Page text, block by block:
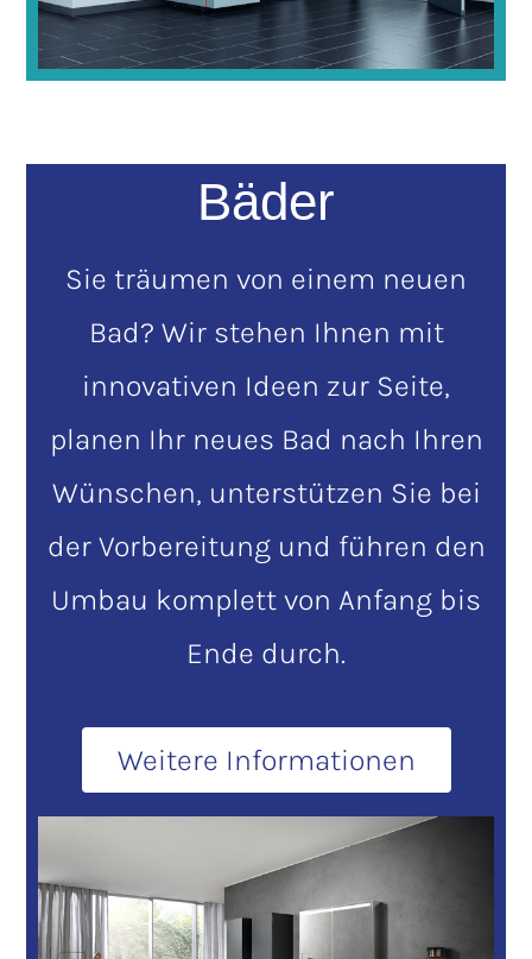
Bäder
Sie träumen von einem neuen
Bad? Wir stehen Ihnen mit
innovativen Ideen zur Seite,
planen Ihr neues Bad nach Ihren
Wünschen, unterstützen Sie bei
der Vorbereitung und führen den
Umbau komplett von Anfang bis
Ende durch.
Weitere Informationen